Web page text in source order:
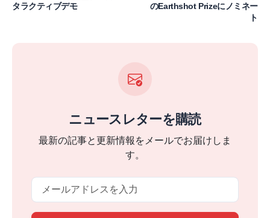
タラクティブデモ
のEarthshot Prizeにノミネー
ト
ニュースレターを購読
最新の記事と更新情報をメールでお届けしま
す。